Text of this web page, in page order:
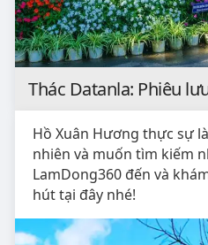
Thác Datanla: Phiêu
Hồ Xuân Hương thực sự
nhiên và muốn tìm kiếm
LamDong360 đến và
hút tại đây nhé!